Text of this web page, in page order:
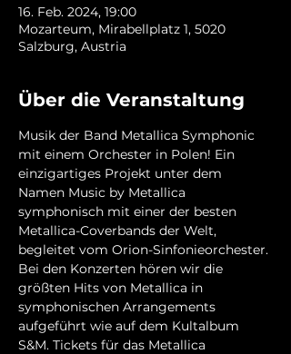
16. Feb. 2024, 19:00
Mozarteum, Mirabellplatz 1, 5020
Salzburg, Austria
Über die Veranstaltung
Musik der Band Metallica Symphonic
mit einem Orchester in Polen! Ein
einzigartiges Projekt unter dem
Namen Music by Metallica
symphonisch mit einer der besten
Metallica-Coverbands der Welt,
begleitet vom Orion-Sinfonieorchester.
Bei den Konzerten hören wir die
größten Hits von Metallica in
symphonischen Arrangements
aufgeführt wie auf dem Kultalbum
S&M. Tickets für das Metallica